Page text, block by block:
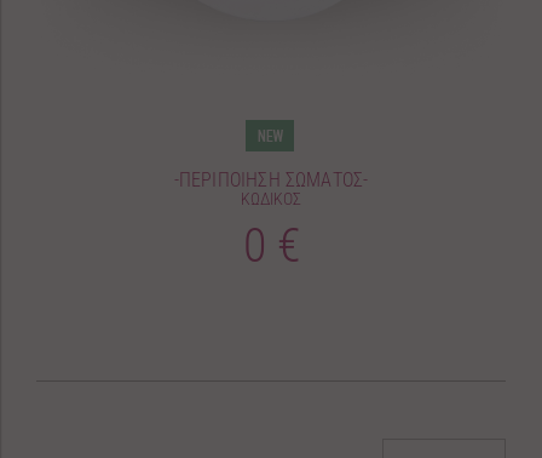
-ΠΕΡΙΠΟΙΗΣΗ ΣΩΜΑΤΟΣ-
ΚΩΔΙΚΟΣ
0 €